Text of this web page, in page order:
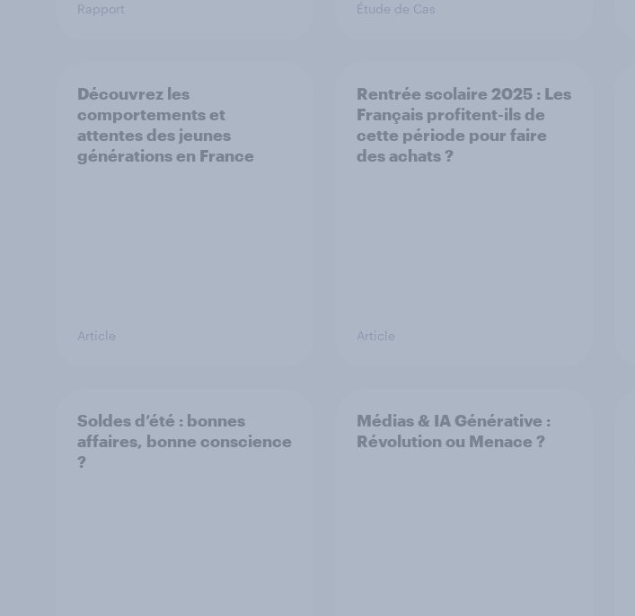
Rapport Étude de Cas
Découvrez les
comportements et
attentes des jeunes
générations en France
Article
Rentrée scolaire 2025 : Les
Français profitent-ils de
cette période pour faire
des achats ?
Article
Soldes d’été : bonnes
affaires, bonne conscience
?
Médias & IA Générative :
Révolution ou Menace ?